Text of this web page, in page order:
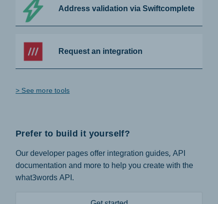
Address validation via Swiftcomplete
Request an integration
> See more tools
Prefer to build it yourself?
Our developer pages offer integration guides, API
documentation and more to help you create with the
what3words API.